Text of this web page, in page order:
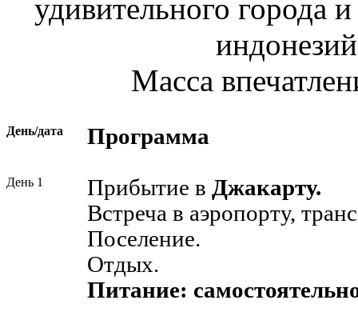
удивительного города
Масса
День/дата Программа
День 1 Прибытие в Джакарту.
Встреча в аэропорту,
Поселение.
Отдых.
Питание: